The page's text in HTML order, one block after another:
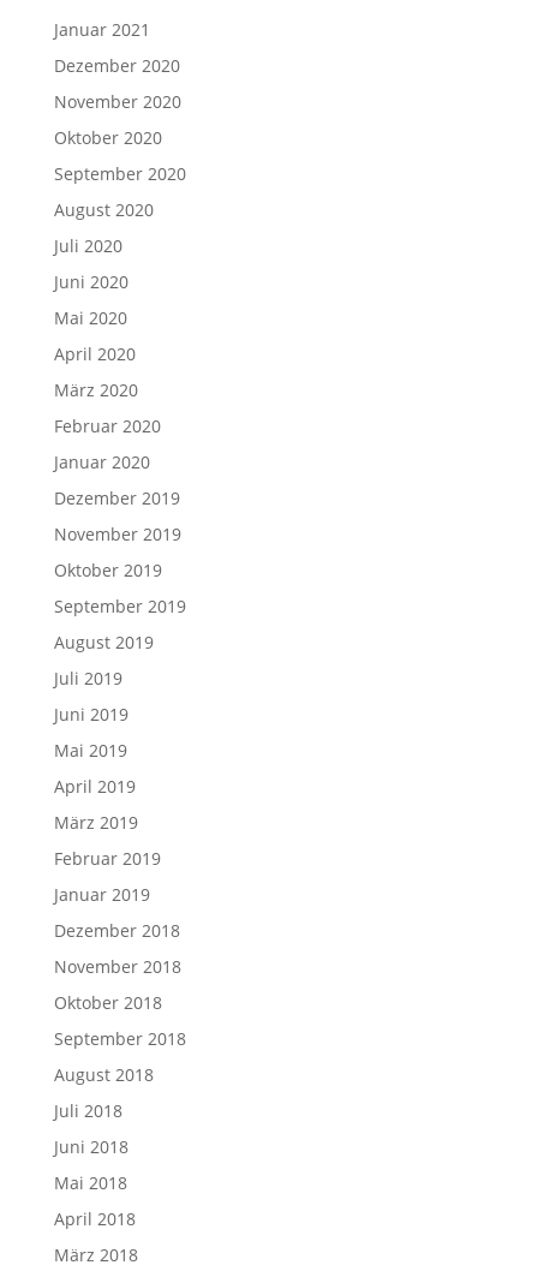
Januar 2021
Dezember 2020
November 2020
Oktober 2020
September 2020
August 2020
Juli 2020
Juni 2020
Mai 2020
April 2020
März 2020
Februar 2020
Januar 2020
Dezember 2019
November 2019
Oktober 2019
September 2019
August 2019
Juli 2019
Juni 2019
Mai 2019
April 2019
März 2019
Februar 2019
Januar 2019
Dezember 2018
November 2018
Oktober 2018
September 2018
August 2018
Juli 2018
Juni 2018
Mai 2018
April 2018
März 2018